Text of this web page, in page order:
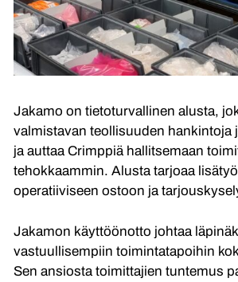
Jakamo on tietoturvallinen alusta,
valmistavan teollisuuden hankintoja
ja auttaa Crimppiä hallitsemaan
tehokkaammin. Alusta tarjoaa
operatiiviseen ostoon ja
Jakamon käyttöönotto johtaa
vastuullisempiin toimintatapoihin
Sen ansiosta toimittajien tuntemus